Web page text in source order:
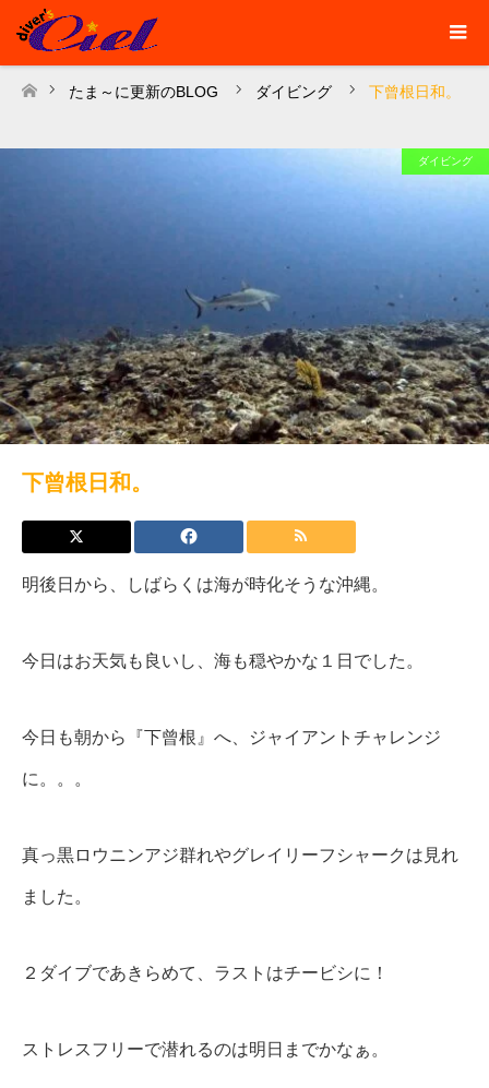
ホーム
たま～に更新のBLOG ダイビング 下曾根日和。
ダイビング
下曾根日和。
明後日から、しばらくは海が時化そうな沖縄。
今日はお天気も良いし、海も穏やかな１日でした。
今日も朝から『下曾根』へ、ジャイアントチャレンジ
に。。。
真っ黒ロウニンアジ群れやグレイリーフシャークは見れ
ました。
２ダイブであきらめて、ラストはチービシに！
ストレスフリーで潜れるのは明日までかなぁ。